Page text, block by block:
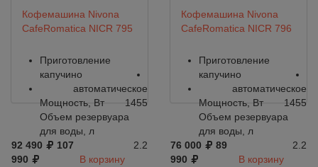
Кофемашина Nivona
CafeRomatica NICR 795
Приготовление
капучино
автоматическое
Мощность, Вт
1455
Объем резервуара
для воды, л
2.2
92 490
107
990
В корзину
Кофемашина Nivona
CafeRomatica NICR 796
Приготовление
капучино
автоматическое
Мощность, Вт
1455
Объем резервуара
для воды, л
2.2
76 000
89
990
В корзину